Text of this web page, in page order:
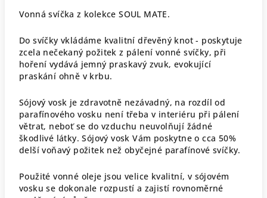
Vonná svíčka z kolekce SOUL MATE.
Do svíčky vkládáme kvalitní dřevěný knot - poskytuje
zcela nečekaný požitek z pálení vonné svíčky, při
hoření vydává jemný praskavý zvuk, evokující
praskání ohně v krbu.
Sójový vosk je zdravotně nezávadný, na rozdíl od
parafínového vosku není třeba v interiéru při pálení
větrat, neboť se do vzduchu neuvolňují žádné
škodlivé látky. Sójový vosk Vám poskytne o cca 50%
delší voňavý požitek než obyčejné parafínové svíčky.
Použité vonné oleje jsou velice kvalitní, v sójovém
vosku se dokonale rozpustí a zajistí rovnoměrné